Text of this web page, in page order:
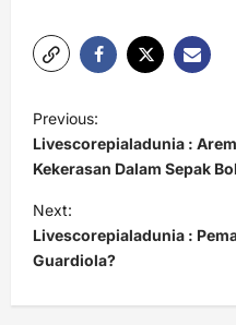
P
o
s
t
n
a
v
Previous:
Livescorepialadunia :
Kekerasan Dalam Sepak
Next:
Livescorepialadunia :
Guardiola?